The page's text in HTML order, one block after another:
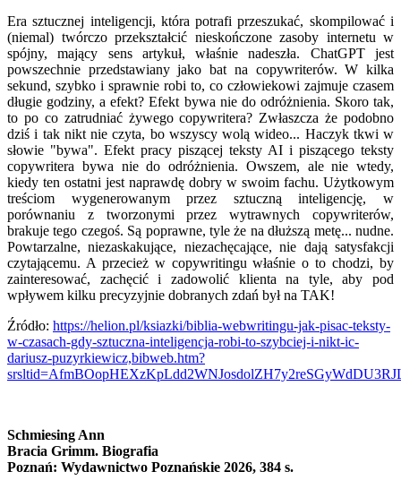
Era sztucznej inteligencji, która potrafi przeszukać, skompilować i
(niemal) twórczo przekształcić nieskończone zasoby internetu w
spójny, mający sens artykuł, właśnie nadeszła. ChatGPT jest
powszechnie przedstawiany jako bat na copywriterów. W kilka
sekund, szybko i sprawnie robi to, co człowiekowi zajmuje czasem
długie godziny, a efekt? Efekt bywa nie do odróżnienia. Skoro tak,
to po co zatrudniać żywego copywritera? Zwłaszcza że podobno
dziś i tak nikt nie czyta, bo wszyscy wolą wideo... Haczyk tkwi w
słowie "bywa". Efekt pracy piszącej teksty AI i piszącego teksty
copywritera bywa nie do odróżnienia. Owszem, ale nie wtedy,
kiedy ten ostatni jest naprawdę dobry w swoim fachu. Użytkowym
treściom wygenerowanym przez sztuczną inteligencję, w
porównaniu z tworzonymi przez wytrawnych copywriterów,
brakuje tego czegoś. Są poprawne, tyle że na dłuższą metę... nudne.
Powtarzalne, niezaskakujące, niezachęcające, nie dają satysfakcji
czytającemu. A przecież w copywritingu właśnie o to chodzi, by
zainteresować, zachęcić i zadowolić klienta na tyle, aby pod
wpływem kilku precyzyjnie dobranych zdań był na TAK!
Źródło: https://helion.pl/ksiazki/biblia-webwritingu-jak-pisac-teksty-
w-czasach-gdy-sztuczna-inteligencja-robi-to-szybciej-i-nikt-ic-
dariusz-puzyrkiewicz,bibweb.htm?
Schmiesing Ann
Bracia Grimm. Biografia
Poznań: Wydawnictwo Poznańskie 2026, 384 s.